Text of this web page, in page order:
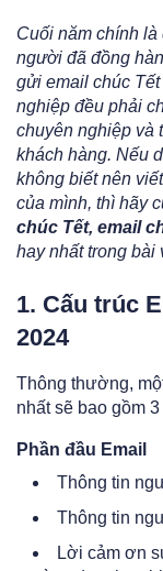
Cuối năm chính
người đã đồng
gửi email chúc
nghiệp đều phải
chuyên nghiệp và
khách hàng. Nếu
không biết nên
của mình, thì hãy
chúc Tết, email
hay nhất trong bài
1. Cấu trúc
2024
Thông thường,
nhất sẽ bao gồm
Phần đầu Email
Thông tin
Thông tin
Lời cảm ơn